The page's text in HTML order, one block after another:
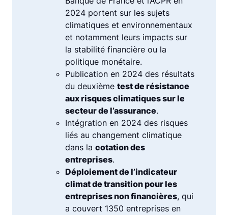
2024 portent sur les sujets
climatiques et environnementaux
et notamment leurs impacts sur
la stabilité financière ou la
politique monétaire.
Publication en 2024 des résultats
du deuxième test de résistance
aux risques climatiques sur le
secteur de l’assurance.
Intégration en 2024 des risques
liés au changement climatique
dans la cotation des
entreprises.
Déploiement de l’indicateur
climat de transition pour les
entreprises non financières, qui
a couvert 1350 entreprises en